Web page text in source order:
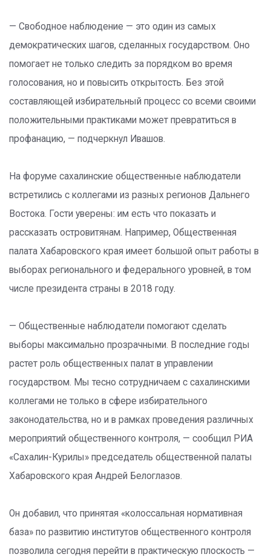
— Свободное наблюдение — это один из самых
демократических шагов, сделанных государством. Оно
помогает не только следить за порядком во время
голосования, но и повысить открытость. Без этой
составляющей избирательный процесс со всеми своими
положительными практиками может превратиться в
профанацию, — подчеркнул Ивашов.
На форуме сахалинские общественные наблюдатели
встретились с коллегами из разных регионов Дальнего
Востока. Гости уверены: им есть что показать и
рассказать островитянам. Например, Общественная
палата Хабаровского края имеет большой опыт работы в
выборах регионального и федерального уровней, в том
числе президента страны в 2018 году.
— Общественные наблюдатели помогают сделать
выборы максимально прозрачными. В последние годы
растет роль общественных палат в управлении
государством. Мы тесно сотрудничаем с сахалинскими
коллегами не только в сфере избирательного
законодательства, но и в рамках проведения различных
мероприятий общественного контроля, — сообщил РИА
«Сахалин-Курилы» председатель общественной палаты
Хабаровского края Андрей Белоглазов.
Он добавил, что принятая «колоссальная нормативная
база» по развитию институтов общественного контроля
позволила сегодня перейти в практическую плоскость —